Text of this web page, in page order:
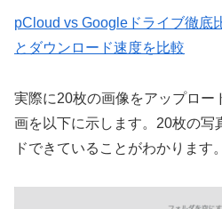
pCloud vs Googleドライブ徹底
とダウンロード速度を比較
実際に20枚の画像をアップロー
画を以下に示します。20枚の写
ドできていることがわかります。